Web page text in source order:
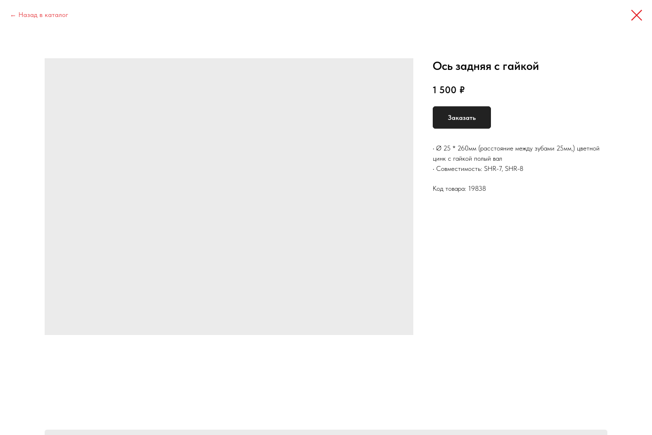
Назад в каталог
Ось задняя с гайкой
1 500 ₽
Заказать
• Ø 25 * 260мм (расстояние между зубами 25мм,) цветной
цинк с гайкой полый вал
• Совместимость: SHR-7, SHR-8
Код товара: 19838